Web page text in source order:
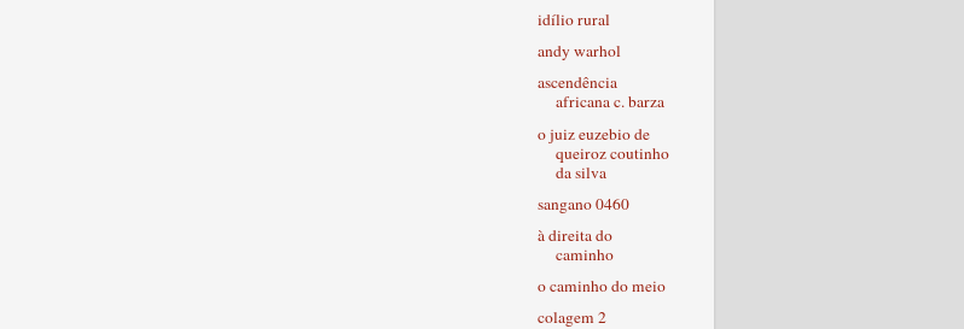
idílio rural
andy warhol
ascendência
africana c. barza
o juiz euzebio de
queiroz coutinho
da silva
sangano 0460
à direita do
caminho
o caminho do meio
colagem 2